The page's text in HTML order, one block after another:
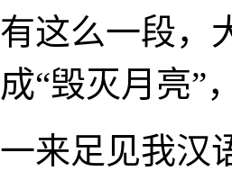
有这么一段，
成“毁灭月亮”
一来足见我汉